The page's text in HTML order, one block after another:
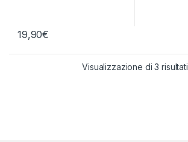
19,90€
Visualizzazione di 3 risultati